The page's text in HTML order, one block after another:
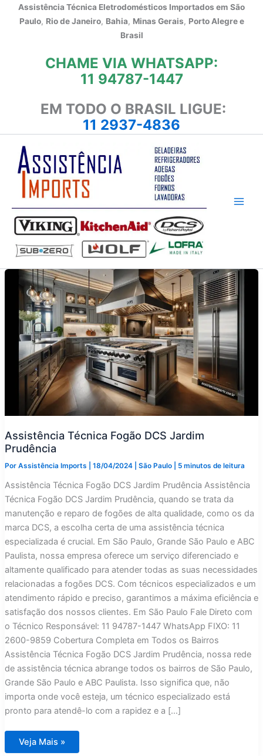
Assistência Técnica Eletrodomésticos Importados em São
Paulo, Rio de Janeiro, Bahia, Minas Gerais, Porto Alegre e
Brasil
CHAME VIA WHATSAPP:
11 94787-1447
EM TODO O BRASIL LIGUE:
11 2937-4836
Assistência Técnica Fogão DCS Jardim
Prudência
Por Assistência Imports 18/04/2024 São Paulo| 5 minutos de leitura
Assistência Técnica Fogão DCS Jardim Prudência Assistência
Técnica Fogão DCS Jardim Prudência, quando se trata da
manutenção e reparo de fogões de alta qualidade, como os da
marca DCS, a escolha certa de uma assistência técnica
especializada é crucial. Em São Paulo, Grande São Paulo e ABC
Paulista, nossa empresa oferece um serviço diferenciado e
altamente qualificado para atender todas as suas necessidades
relacionadas a fogões DCS. Com técnicos especializados e um
atendimento rápido e preciso, garantimos a máxima eficiência e
satisfação dos nossos clientes. Em São Paulo Fale Direto com
o Técnico Responsável: 11 94787-1447 WhatsApp FIXO: 11
2600-9859 Cobertura Completa em Todos os Bairros
Assistência Técnica Fogão DCS Jardim Prudência, nossa rede
de assistência técnica abrange todos os bairros de São Paulo,
Grande São Paulo e ABC Paulista. Isso significa que, não
importa onde você esteja, um técnico especializado está
pronto para atendê-lo com a rapidez e a […]
Assistência
Técnica
Veja Mais »